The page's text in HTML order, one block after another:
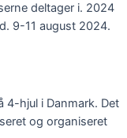
deltager i. 2024
9-11 august 2024.
4-hjul i Danmark. Det
og organiseret